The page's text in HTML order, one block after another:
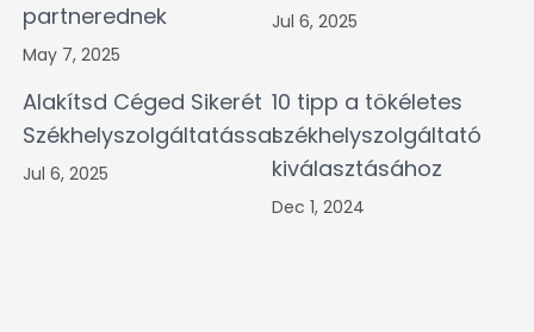
partnerednek
May 7, 2025
Jul 6, 2025
Alakítsd Céged Sikerét
Székhelyszolgáltatással
Jul 6, 2025
10 tipp a tökéletes
székhelyszolgáltató
kiválasztásához
Dec 1, 2024